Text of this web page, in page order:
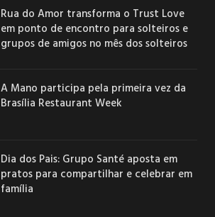
Rua do Amor transforma o Trust Love
em ponto de encontro para solteiros e
grupos de amigos no mês dos solteiros
A Mano participa pela primeira vez da
Brasília Restaurant Week
Dia dos Pais: Grupo Santé aposta em
pratos para compartilhar e celebrar em
família